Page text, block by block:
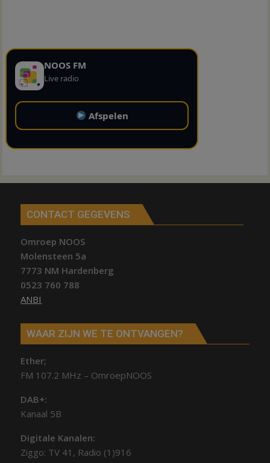
NOOS FM
Live radio
Afspelen
CONTACT GEGEVENS
Omroep NOOS
Molensteen 5a
7773 NM Hardenberg
0523 760 788
ANBI
WAAR ZIJN WE TE ONTVANGEN?
Ether;
FM 107.2 MHz – OmroepNOOS
DAB+:
Kanaal 5B
Digitale Kanalen:
Ziggo: TV 41, Radio (1)916